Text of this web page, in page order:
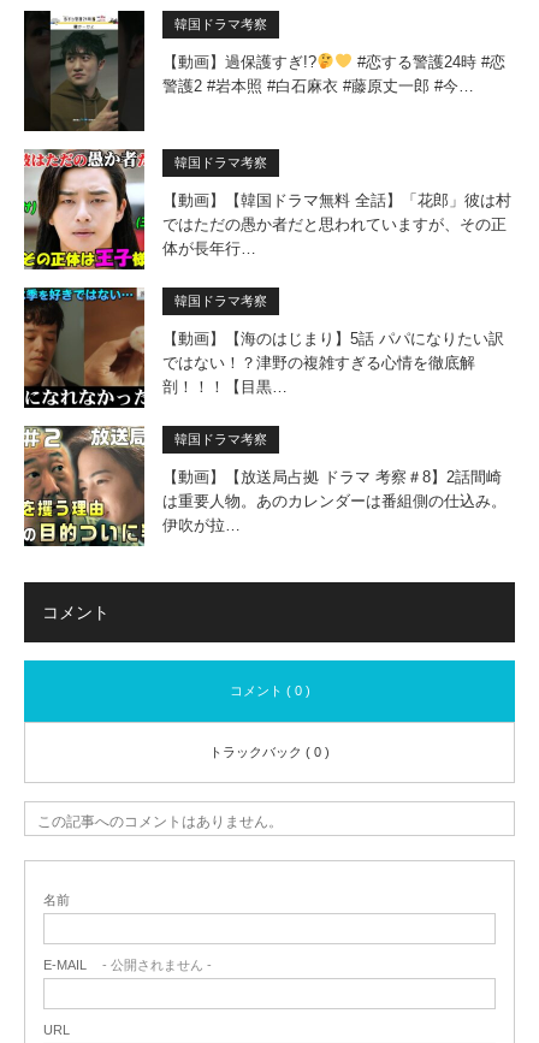
韓国ドラマ考察
【動画】過保護すぎ!?
#恋する警護24時 #恋
警護2 #岩本照 #白石麻衣 #藤原丈一郎 #今…
韓国ドラマ考察
【動画】【韓国ドラマ無料 全話】「花郎」彼は村
ではただの愚か者だと思われていますが、その正
体が長年行…
韓国ドラマ考察
【動画】【海のはじまり】5話 パパになりたい訳
ではない！？津野の複雑すぎる心情を徹底解
剖！！！【目黒…
韓国ドラマ考察
【動画】【放送局占拠 ドラマ 考察＃8】2話間崎
は重要人物。あのカレンダーは番組側の仕込み。
伊吹が拉…
コメント
コメント ( 0 )
トラックバック ( 0 )
この記事へのコメントはありません。
名前
E-MAIL - 公開されません -
URL